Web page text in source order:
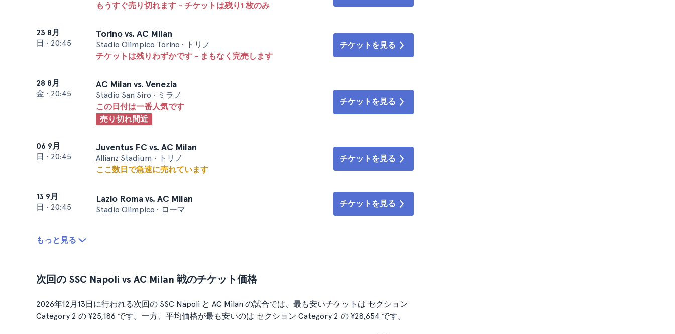
もうすぐ売り切れます - チケットは残り1 枚のみ
23 8月
日 • 20:45
Torino vs. AC Milan
Stadio Olimpico Torino • トリノ
チケットは残りわずかです - まもなく完売します
チケットを見る
28 8月
金 • 20:45
AC Milan vs. Venezia
Stadio San Siro • ミラノ
この日付は一番人気です
売り切れ間近
チケットを見る
06 9月
日 • 20:45
Juventus FC vs. AC Milan
Allianz Stadium • トリノ
ここ数日で急速に売れています
チケットを見る
13 9月
日 • 20:45
Lazio Roma vs. AC Milan
Stadio Olimpico • ローマ
チケットを見る
もっと見る
次回の SSC Napoli vs AC Milan 戦のチケット価格
2026年12月13日に行われる次回の SSC Napoli と AC Milan の試合では、最も安いチケットは セクション
Category 2 の ¥25,186 です。一方、平均価格が最も安いのは セクション Category 2 の ¥28,654 です。